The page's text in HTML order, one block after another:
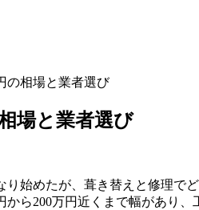
の相場と業者選び
場と業者選び
始めたが、葺き替えと修理
ら200万円近くまで幅があり